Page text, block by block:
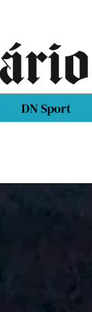
DN Sport